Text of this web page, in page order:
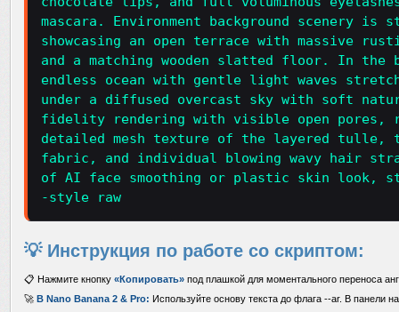
mascara. Environment background scenery
showcasing an open terrace with massive
and a matching wooden slatted floor. In the
endless ocean with gentle light waves
under a diffused overcast sky with soft
fidelity rendering with visible open pores,
detailed mesh texture of the layered tulle,
fabric, and individual blowing wavy hair
of AI face smoothing or plastic skin look,
-style raw
💡 Инструкция по работе со скриптом:
📋 Нажмите кнопку «Копировать» под плашкой для моментального переноса
🚀 В Nano Banana 2 & Pro: Используйте основу текста до флага --ar. В панели